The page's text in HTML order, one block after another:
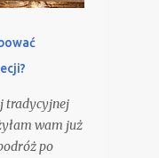
tradycyjnej
wam już
po